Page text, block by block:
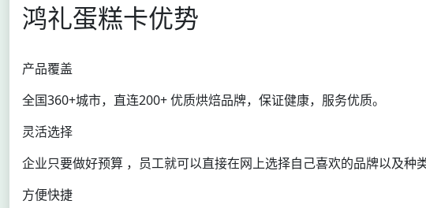
鸿礼蛋糕卡优势
产品覆盖
全国360+城市，直连200+ 优质烘焙品牌，保证健康，服务优质。
灵活选择
企业只要做好预算 ，员工就可以直接在网上选择自己喜欢的品牌以及种
方便快捷